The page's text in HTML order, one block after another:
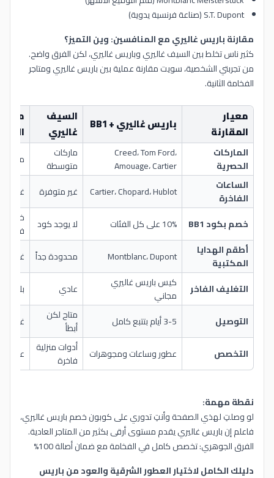
S.T. Dupont (صناعة فرنسية يدوية)
مقارنة باريس غاليري مع المنافسين: وين التميز؟
كثير ناس تخلط بين السيف غاليري وباريس غاليري، لكن الفرق واضح.
من تجربتي الشخصية، سويت مقارنة عملية بين باريس غاليري ومتاجر
الفخامة الثانية.
معيار
المقارنة
باريس غاليري + BB1
السيف
غاليري
الماركات
الحصرية
Creed، Tom Ford،
Amouage، Cartier
ماركات
متوسطة
الساعات
الفاخرة
Cartier، Chopard، Hublot غير متوفرة غير
خصم بكود BB1 10% على كل الفئات لا يوجد كود
فقط
أطقم الهدايا
المكتبية
Montblanc، Dupont محدودة جداً غير
التغليف الفاخر
كيس باريس غاليري
مجاني
عادي
التوصيل 3-5 أيام بتتبع كامل
متاح لكن
أبطأ
غير
التخصص عطور وساعات ومجوهرات
أدوات منزلية
فاخرة
عطور
نقطة مهمة:
لو وصلتِ لهذي الصفحة وأنتِ تدوري على كوبون خصم باريس غاليري،
فاعلم إن باريس غاليري يقدم مستوى أرقى بكثير من المتاجر العادية.
الفرق الجوهري: تخصص كامل في الفخامة مع ضمان أصالة 100%
دليلك الكامل لاختيار العطور الشرقية والعود من باريس